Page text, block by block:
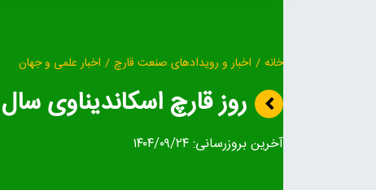
خانه / اخبار و رویدادهای صنعت قارچ / اخبار علمی و جهان
روز قارچ اسکاندیناوی سال 2023
آخرین بروزرسانی:۱۴۰۴/۰۹/۲۴